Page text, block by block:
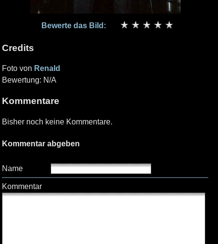
Bewerte das Bild:
Credits
Foto von Renald
Bewertung: N/A
Kommentare
Bisher noch keine Kommentare.
Kommentar abgeben
Name
Kommentar